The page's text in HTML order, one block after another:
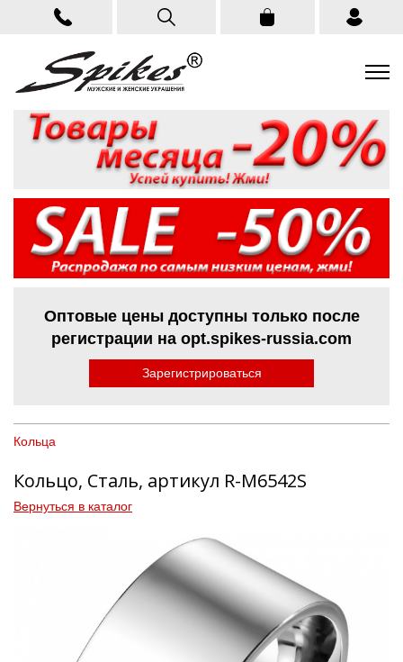
Оптовые цены доступны только после
регистрации на opt.spikes-russia.com
Зарегистрироваться
Кольца
Кольцо, Сталь, артикул R-M6542S
Вернуться в каталог